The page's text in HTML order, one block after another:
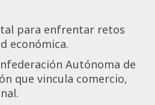
para enfrentar retos
económica.
Autónoma de
que vincula comercio,